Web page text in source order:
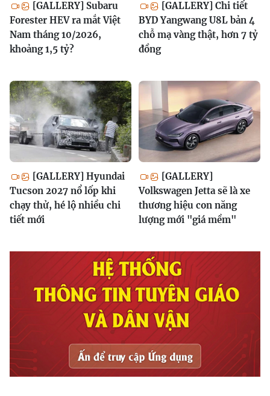
[GALLERY] Subaru
Forester HEV ra mắt Việt
Nam tháng 10/2026,
khoảng 1,5 tỷ?
[GALLERY] Chi tiết
BYD Yangwang U8L bản 4
chỗ mạ vàng thật, hơn 7 tỷ
đồng
[GALLERY] Hyundai
Tucson 2027 nổ lốp khi
chạy thử, hé lộ nhiều chi
tiết mới
[GALLERY]
Volkswagen Jetta sẽ là xe
thương hiệu con năng
lượng mới "giá mềm"